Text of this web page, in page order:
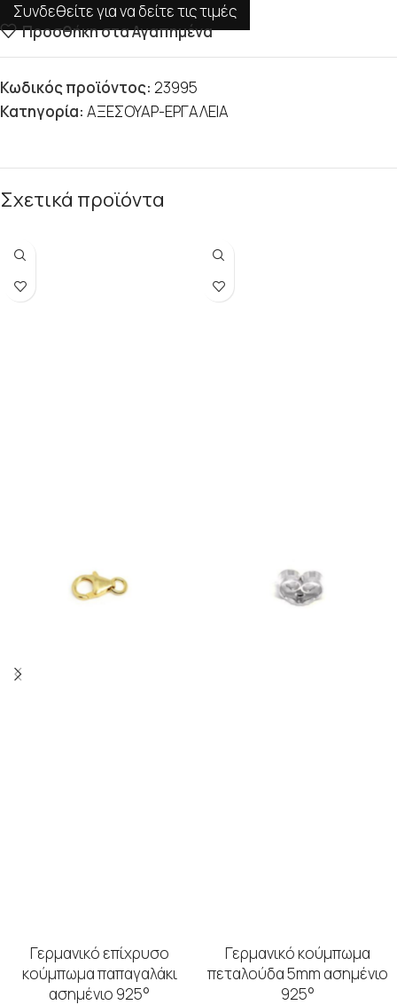
Συνδεθείτε για να δείτε τις τιμές
Προσθήκη στα Αγαπημένα
Κωδικός προϊόντος: 23995
Κατηγορία: ΑΞΕΣΟΥΑΡ-ΕΡΓΑΛΕΙΑ
Σχετικά προϊόντα
Γερμανικό επίχρυσο
κούμπωμα παπαγαλάκι
ασημένιο 925°
Γερμανικό κούμπωμα
πεταλούδα 5mm ασημένιο
925°